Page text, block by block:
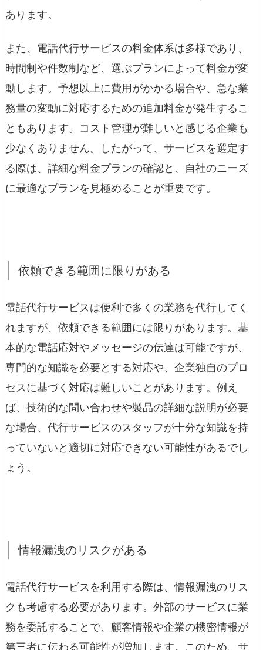
あります。
また、電話代行サービスの料金体系は多様であり、
時間制や件数制など、選ぶプランによって料金が変
動します。予想以上に費用がかかる場合や、急な業
務量の変動に対応するための追加料金が発生するこ
ともあります。コスト管理が難しいと感じる企業も
少なくありません。したがって、サービスを選定す
る際は、詳細な料金プランの確認と、自社のニーズ
に最適なプランを見極めることが重要です。
依頼できる範囲に限りがある
電話代行サービスは便利で多くの業務を代行してく
れますが、依頼できる範囲には限りがあります。基
本的な電話応対やメッセージの伝達は可能ですが、
専門的な知識を必要とする対応や、企業独自のプロ
セスに基づく対応は難しいことがあります。例え
ば、技術的な問い合わせや製品の詳細な説明が必要
な場合、代行サービスのスタッフが十分な知識を持
っていないと適切に対応できない可能性があるでし
ょう。
情報漏洩のリスクがある
電話代行サービスを利用する際は、情報漏洩のリス
クも考慮する必要があります。外部のサービスに業
務を委託することで、顧客情報や企業の機密情報が
第三者に伝わる可能性が増加します。このため、サ